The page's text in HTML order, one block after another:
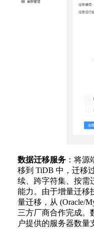
数据迁移服务 ：将
移到 TiDB 中，迁移
续、跨字符集、按需
能力。由于增量迁移
量迁移，从 (Oracle/
三方厂商合作完成。
户提供的服务器数量